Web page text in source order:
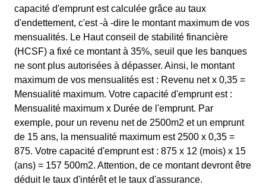
capacité d'emprunt est calculée grâce au taux
d'endettement, c'est -à -dire le montant maximum de vos
mensualités. Le Haut conseil de stabilité financière
(HCSF) a fixé ce montant à 35%, seuil que les banques
ne sont plus autorisées à dépasser. Ainsi, le montant
maximum de vos mensualités est : Revenu net x 0,35 =
Mensualité maximum. Votre capacité d'emprunt est :
Mensualité maximum x Durée de l'emprunt. Par
exemple, pour un revenu net de 2500m2 et un emprunt
de 15 ans, la mensualité maximum est 2500 x 0,35 =
875. Votre capacité d'emprunt est : 875 x 12 (mois) x 15
(ans) = 157 500m2. Attention, de ce montant devront être
déduit le taux d'intérêt et le taux d'assurance.